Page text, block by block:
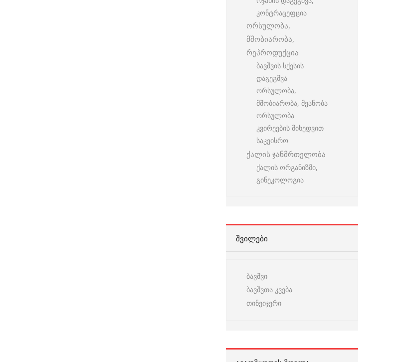
კონტრაცეფცია
ორსულობა,
მშობიარობა,
რეპროდუქცია
ბავშვის სქესის
დაგეგმვა
ორსულობა,
მშობიარობა, მეანობა
ორსულობა
კვირეების მიხედვით
საკეისრო
ქალის ჯანმრთელობა
ქალის ორგანიზმი,
გინეკოლოგია
ᲨᲕᲘᲚᲔᲑᲘ
ბავშვი
ბავშვთა კვება
თინეიჯერი